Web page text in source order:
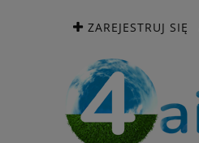
ZAREJESTRUJ SIĘ